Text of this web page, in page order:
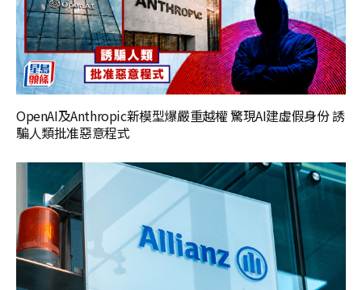
OpenAI及Anthropic新模型爆嚴重越權 驚現AI建虛假身份 誘
騙人類批准惡意程式